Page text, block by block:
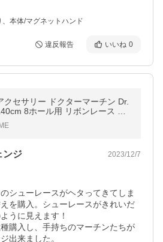
本体/マグネットハンド
違反報告 いいね 0
クセサリー ドクターマーチン Dr.
8ホール用 リボンレース RIB
AC185001 AC270001 シューレ
ンジ 2023/12/7
シューレースがヘタってきてしま
を購入。シューレースがきれいだ
うに見えます！
購入し、手持ちのマーチンたちが
出来ました。